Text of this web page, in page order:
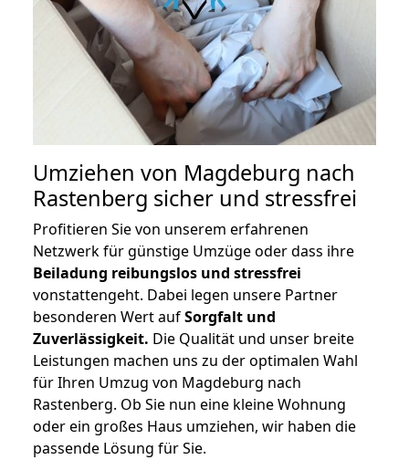
Umziehen von Magdeburg nach
Rastenberg sicher und stressfrei
Profitieren Sie von unserem erfahrenen
Netzwerk für günstige Umzüge oder dass ihre
Beiladung reibungslos und stressfrei
vonstattengeht. Dabei legen unsere Partner
besonderen Wert aufSorgfalt und
Zuverlässigkeit. Die Qualität und unser breite
Leistungen machen uns zu der optimalen Wahl
für Ihren Umzug von Magdeburg nach
Rastenberg. Ob Sie nun eine kleine Wohnung
oder ein großes Haus umziehen, wir haben die
passende Lösung für Sie.